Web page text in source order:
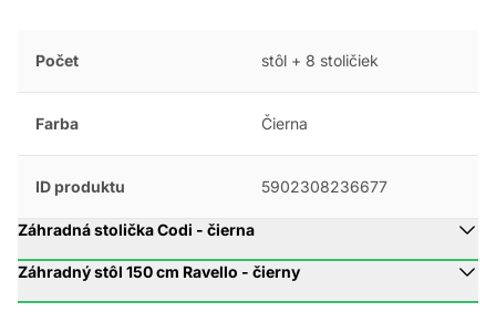
Počet stôl + 8 stoličiek
Farba Čierna
ID produktu 5902308236677
Záhradná stolička Codi - čierna
Záhradný stôl 150 cm Ravello - čierny